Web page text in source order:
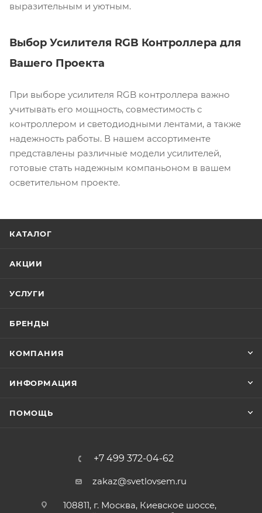
выразительным и уютным.
Выбор Усилителя RGB Контроллера для
Вашего Проекта
При выборе усилителя RGB контроллера важно
учитывать его мощность, совместимость с
контроллером и светодиодными лентами, а также
надежность работы. В нашем ассортименте
представлены различные модели усилителей,
готовые стать надежным компаньоном в вашем
осветительном проекте.
КАТАЛОГ
АКЦИИ
УСЛУГИ
БРЕНДЫ
КОМПАНИЯ
ИНФОРМАЦИЯ
ПОМОЩЬ
+7 499 372-04-62
zakaz@svetlovsem.ru
108811, г. Москва, Киевское шоссе,